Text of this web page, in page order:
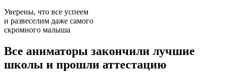
Уверены, что все успеем
и развеселим даже самого
скромного малыша
Все аниматоры закончили лучшие
школы и прошли аттестацию